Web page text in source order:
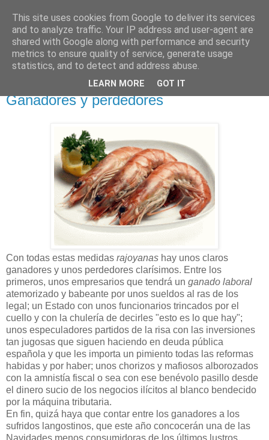
NO SPORT
¡Abajo el deporte!
jueves, 12 de julio de 2012
Ganadores y perdedores
Con todas estas medidas rajoyanas hay unos claros
ganadores y unos perdedores clarísimos. Entre los
primeros, unos empresarios que tendrá un ganado laboral
atemorizado y babeante por unos sueldos al ras de los
legal; un Estado con unos funcionarios trincados por el
cuello y con la chulería de decirles "esto es lo que hay";
unos especuladores partidos de la risa con las inversiones
tan jugosas que siguen haciendo en deuda pública
española y que les importa un pimiento todas las reformas
habidas y por haber; unos chorizos y mafiosos alborozados
con la amnistía fiscal o sea con ese benévolo pasillo desde
el dinero sucio de los negocios ilícitos al blanco bendecido
por la máquina tributaria.
En fin, quizá haya que contar entre los ganadores a los
sufridos langostinos, que este año concocerán una de las
Navidades menos consumidoras de los últimos lustros.
This site uses cookies from Google to deliver its services
and to analyze traffic. Your IP address and user-agent are
shared with Google along with performance and security
metrics to ensure quality of service, generate usage
statistics, and to detect and address abuse.
LEARN MORE GOT IT